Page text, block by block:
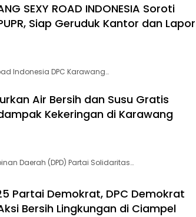
SEXY ROAD INDONESIA Soroti
Siap Geruduk Kantor dan Lapor
Indonesia DPC Karawang…
Air Bersih dan Susu Gratis
Kekeringan di Karawang
Daerah (DPD) Partai Solidaritas…
Partai Demokrat, DPC Demokrat
Bersih Lingkungan di Ciampel